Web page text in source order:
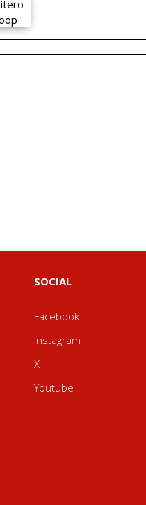
SOCIAL
Facebook
Instagram
X
Youtube